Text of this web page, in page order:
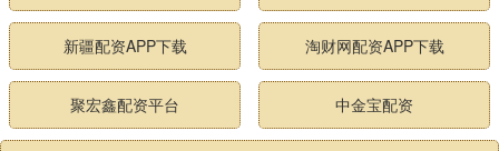
新疆配资APP下载 淘财网配资APP下载
聚宏鑫配资平台 中金宝配资